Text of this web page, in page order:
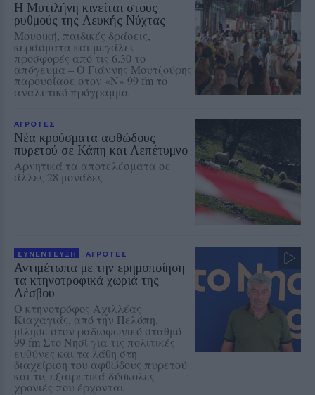
Η Μυτιλήνη κινείται στους
ρυθμούς της Λευκής Νύχτας
Μουσική, παιδικές δράσεις,
κεράσματα και μεγάλες
προσφορές από τις 6.30 το
απόγευμα – Ο Γιάννης Μουτζούρης
παρουσίασε στον «Ν» 99 fm το
αναλυτικό πρόγραμμα
ΑΓΡΟΤΕΣ
Νέα κρούσματα αφθώδους
πυρετού σε Κάπη και Λεπέτυμνο
Αρνητικά τα αποτελέσματα σε
άλλες 28 μονάδες
ΣΥΝΕΝΤΕΥΞΗ ΑΓΡΟΤΕΣ
Αντιμέτωπα με την ερημοποίηση
τα κτηνοτροφικά χωριά της
Λέσβου
Ο κτηνοτρόφος Αχιλλέας
Κιαχαγιάς, από την Πελόπη,
μίλησε στον ραδιοφωνικό σταθμό
99 fm Στο Νησί για τις πολιτικές
ευθύνες και τα λάθη στη
διαχείριση του αφθώδους πυρετού
και τις εξαιρετικά δύσκολες
χρονιές που έρχονται